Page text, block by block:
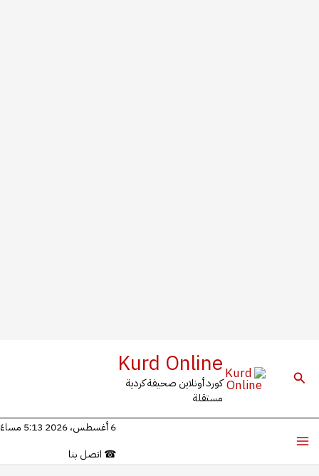
البحث Kurd Online
كورد أونلاين صحيفة كردية
مستقلة
6 أغسطس، 2026 5:13 مساءً
☎ اتصل بنا